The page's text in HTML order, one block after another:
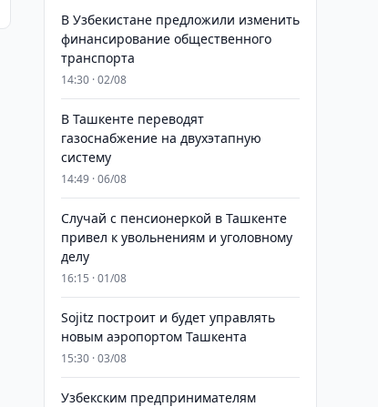
В Узбекистане предложили изменить
финансирование общественного
транспорта
14:30 · 02/08
В Ташкенте переводят
газоснабжение на двухэтапную
систему
14:49 · 06/08
Случай с пенсионеркой в Ташкенте
привел к увольнениям и уголовному
делу
16:15 · 01/08
Sojitz построит и будет управлять
новым аэропортом Ташкента
15:30 · 03/08
Узбекским предпринимателям